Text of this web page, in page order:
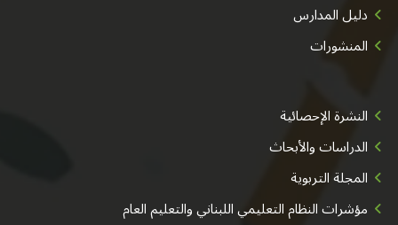
دليل المدارس
المنشورات
النشرة الإحصائية
الدراسات والأبحاث
المجلة التربوية
مؤشرات النظام التعليمي اللبناني والتعليم العام